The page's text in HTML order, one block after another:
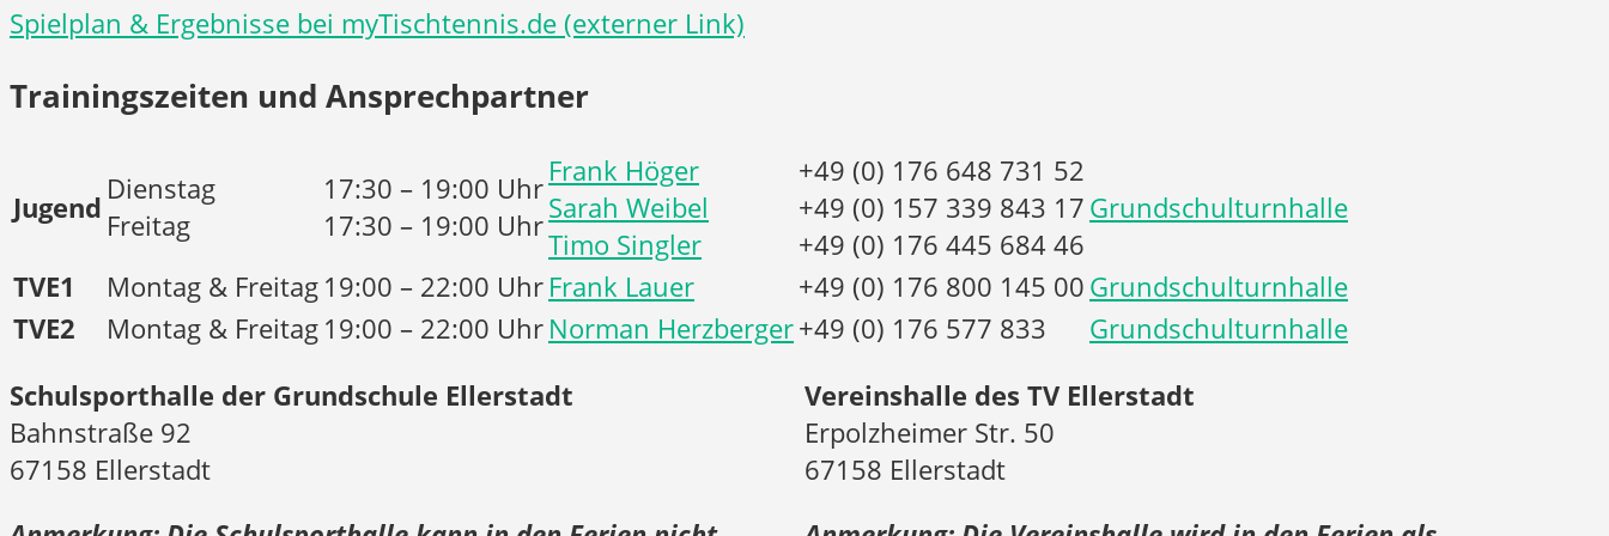
Spielplan & Ergebnisse bei myTischtennis.de (externer Link)
Trainingszeiten und Ansprechpartner
Jugend
Dienstag
Freitag
17:30 – 19:00 Uhr
17:30 – 19:00 Uhr
Frank Höger
Sarah Weibel
Timo Singler
+49 (0) 176 648 731 52
+49 (0) 157 339 843 17
+49 (0) 176 445 684 46
Grundschulturnhalle
TVE1 Montag & Freitag19:00 – 22:00 UhrFrank Lauer +49 (0) 176 800 145 00Grundschulturnhalle
TVE2
Montag & Freitag19:00 – 22:00 UhrNorman Herzberger+49 (0) 176 577 833
Grundschulturnhalle
Schulsporthalle der Grundschule Ellerstadt
Bahnstraße 92
67158 Ellerstadt
Vereinshalle des TV Ellerstadt
Erpolzheimer Str. 50
67158 Ellerstadt